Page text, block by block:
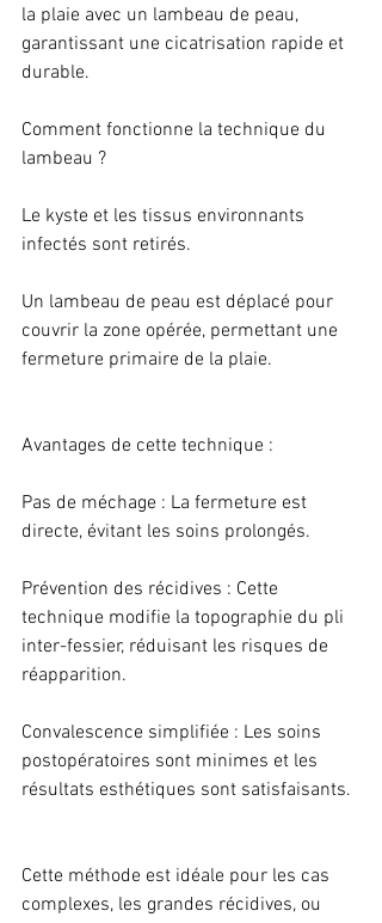
la plaie avec un lambeau de peau,
garantissant une cicatrisation rapide et
durable.
Comment fonctionne la technique du
lambeau ?
Le kyste et les tissus environnants
infectés sont retirés.
Un lambeau de peau est déplacé pour
couvrir la zone opérée, permettant une
fermeture primaire de la plaie.
Avantages de cette technique :
Pas de méchage : La fermeture est
directe, évitant les soins prolongés.
Prévention des récidives : Cette
technique modifie la topographie du pli
inter-fessier, réduisant les risques de
réapparition.
Convalescence simplifiée : Les soins
postopératoires sont minimes et les
résultats esthétiques sont satisfaisants.
Cette méthode est idéale pour les cas
complexes, les grandes récidives, ou